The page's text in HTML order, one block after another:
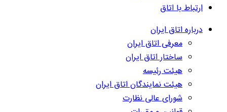
ارتباط با اتاق
درباره اتاق ایران
معرفی اتاق ایران
ساختار اتاق ایران
هیئت رئیسه
هیئت نمایندگان اتاق ایران
شورای عالی نظارت